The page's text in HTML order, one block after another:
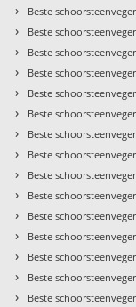
› Beste
› Beste
› Beste
› Beste
› Beste
› Beste
› Beste
› Beste
› Beste
› Beste
› Beste
› Beste
› Beste
› Beste
› Beste